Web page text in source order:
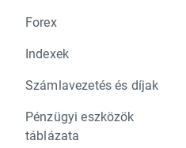
Forex
Indexek
Számlavezetés és díjak
Pénzügyi eszközök
táblázata